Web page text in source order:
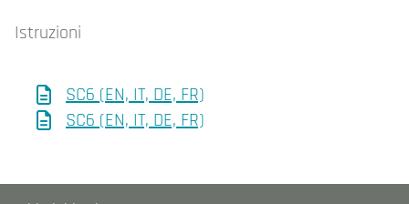
Istruzioni
SC6 (EN, IT, DE, FR)
SC6 (EN, IT, DE, FR)